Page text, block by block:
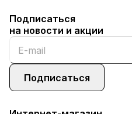
Подписаться
на новости и акции
Подписаться